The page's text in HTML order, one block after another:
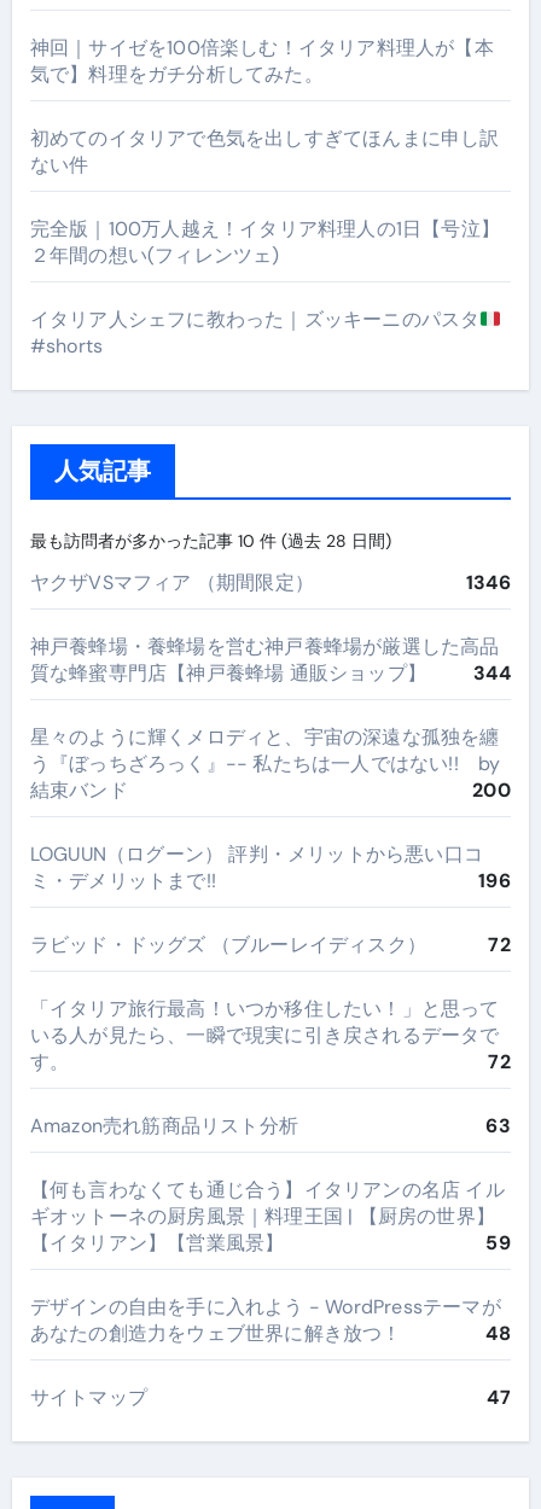
神回｜サイゼを100倍楽しむ！イタリア料理人が【本
気で】料理をガチ分析してみた。
初めてのイタリアで色気を出しすぎてほんまに申し訳
ない件
完全版｜100万人越え！イタリア料理人の1日【号泣】
２年間の想い(フィレンツェ)
イタリア人シェフに教わった｜ズッキーニのパスタ
#shorts
人気記事
最も訪問者が多かった記事 10 件 (過去 28 日間)
ヤクザVSマフィア （期間限定） 1346
神戸養蜂場・養蜂場を営む神戸養蜂場が厳選した高品
質な蜂蜜専門店【神戸養蜂場 通販ショップ】
344
星々のように輝くメロディと、宇宙の深遠な孤独を纏
う『ぼっちざろっく』-- 私たちは一人ではない!! by
結束バンド
200
LOGUUN（ログーン） 評判・メリットから悪い口コ
ミ・デメリットまで!!
196
ラビッド・ドッグズ （ブルーレイディスク） 72
​「イタリア旅行最高！いつか移住したい！」と思って
いる人が見たら、一瞬で現実に引き戻されるデータで
す。
72
Amazon売れ筋商品リスト分析 63
【何も言わなくても通じ合う】イタリアンの名店 イル
ギオットーネの厨房風景｜料理王国 | 【厨房の世界】
【イタリアン】【営業風景】
59
デザインの自由を手に入れよう - WordPressテーマが
あなたの創造力をウェブ世界に解き放つ！
48
サイトマップ 47